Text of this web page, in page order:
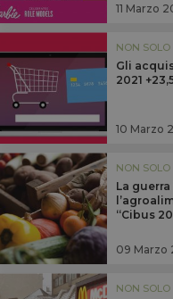
11 Marzo
NON
Gli
2021
10 Marzo
NON
La
“Cibus
09 Marzo
NON